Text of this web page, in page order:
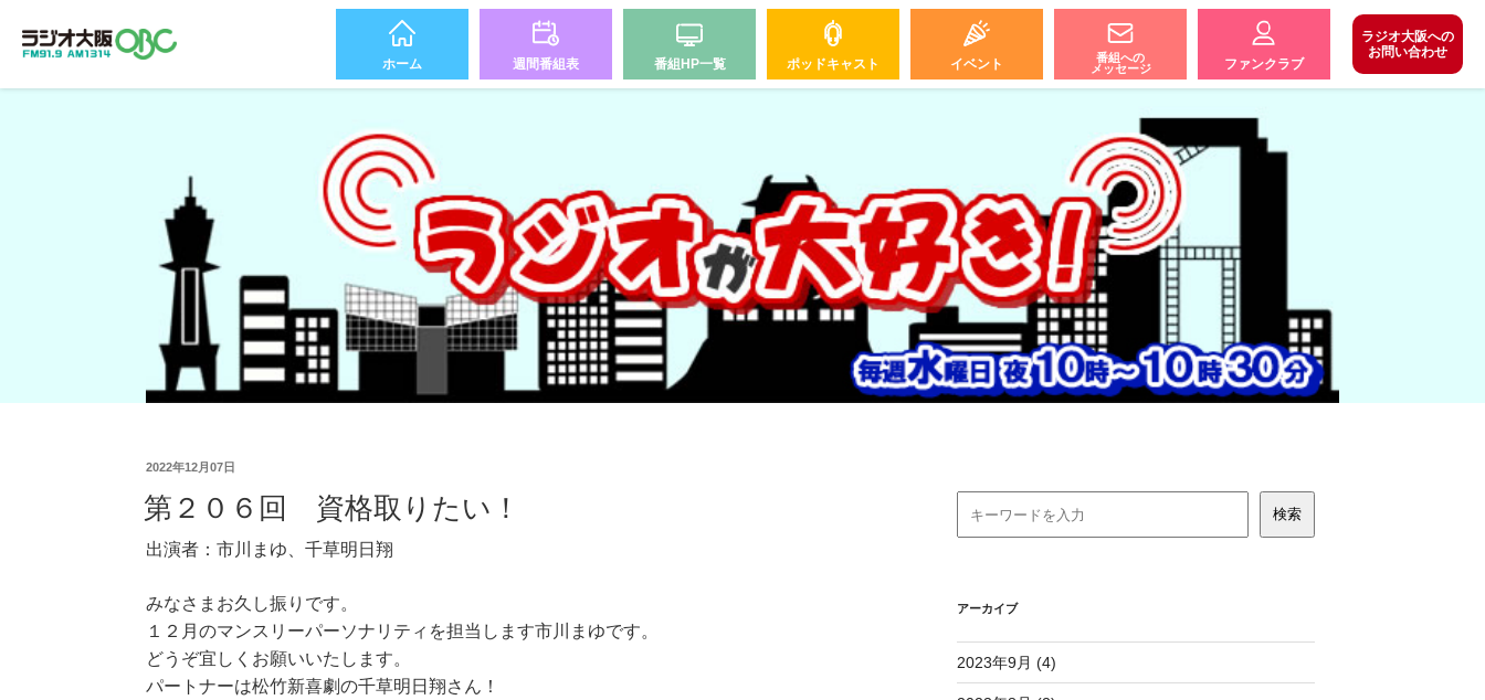
ホーム 週間番組表 番組HP一覧 ポッドキャスト イベント
番組への
メッセージ
ファンクラブ
ラジオ大阪への
お問い合わせ
2022年12月07日
第２０６回 資格取りたい！
出演者：市川まゆ、千草明日翔
みなさまお久し振りです。
１２月のマンスリーパーソナリティを担当します市川まゆです。
どうぞ宜しくお願いいたします。
パートナーは松竹新喜劇の千草明日翔さん！
アーカイブ
2023年9月 (4)